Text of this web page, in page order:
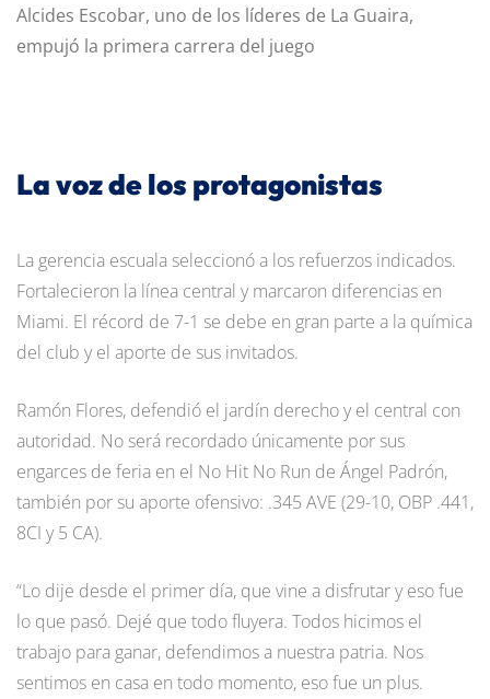
Alcides Escobar, uno de los líderes de La Guaira,
empujó la primera carrera del juego
La voz de los protagonistas
La gerencia escuala seleccionó a los refuerzos indicados.
Fortalecieron la línea central y marcaron diferencias en
Miami. El récord de 7-1 se debe en gran parte a la química
del club y el aporte de sus invitados.
Ramón Flores, defendió el jardín derecho y el central con
autoridad. No será recordado únicamente por sus
engarces de feria en el No Hit No Run de Ángel Padrón,
también por su aporte ofensivo: .345 AVE (29-10, OBP .441,
8CI y 5 CA).
“Lo dije desde el primer día, que vine a disfrutar y eso fue
lo que pasó. Dejé que todo fluyera. Todos hicimos el
trabajo para ganar, defendimos a nuestra patria. Nos
sentimos en casa en todo momento, eso fue un plus.